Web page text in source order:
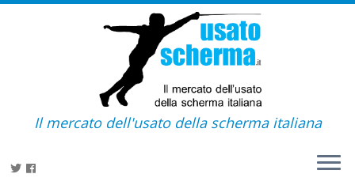
Il mercato dell'usato della scherma italiana